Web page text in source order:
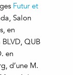
Futur et
Salon
en
QUB
en
d’une M.